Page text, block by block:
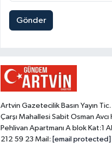
Gönder
Artvin Gazetecilik Basın Yayın
Çarşı Mahallesi Sabit Osman
Pehlivan Apartmanı A blok Kat:1
212 59 23 Mail: [email protected]